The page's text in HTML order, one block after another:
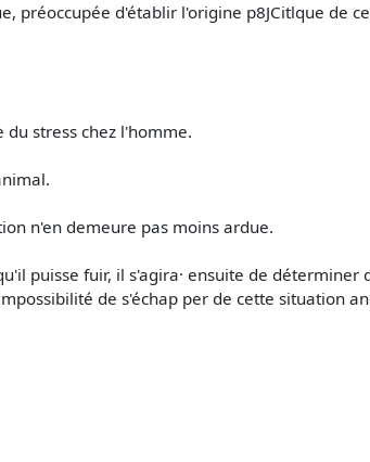
préoccupée d'établir l'origine p8JCitlque de
stress chez l'homme.
n'en demeure pas moins ardue.
puisse fuir, il s'agira· ensuite de déterminer
de s'échap­ per de cette situation